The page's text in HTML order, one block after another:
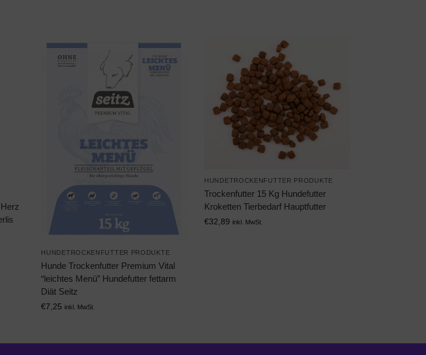
HUNDETROCKENFUTTER PRODUKTE
Hunde Trockenfutter Premium Vital
“leichtes Menü” Hundefutter fettarm
Diät Seitz
€7,25 inkl. MwSt.
HUNDETROCKENFUTTER PRODUKTE
Trockenfutter 15 Kg Hundefutter
Kroketten Tierbedarf Hauptfutter
€32,89 inkl. MwSt.